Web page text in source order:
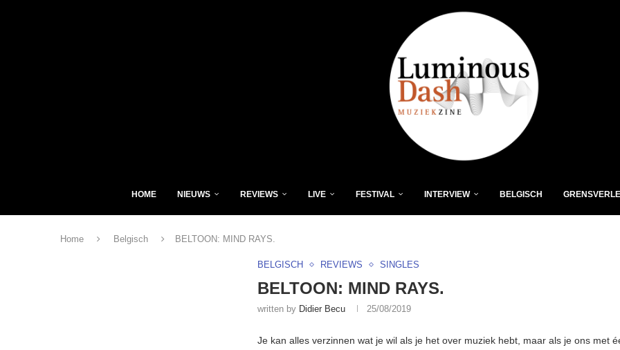
HOME NIEUWS REVIEWS LIVE FESTIVAL INTERVIEW BELGISCH
Home Belgisch BELTOON: MIND RAYS.
BELGISCH REVIEWS SINGLES
BELTOON: MIND RAYS.
written by Didier Becu 25/08/2019
Je kan alles verzinnen wat je wil als je het over muziek hebt, maar als je ons met